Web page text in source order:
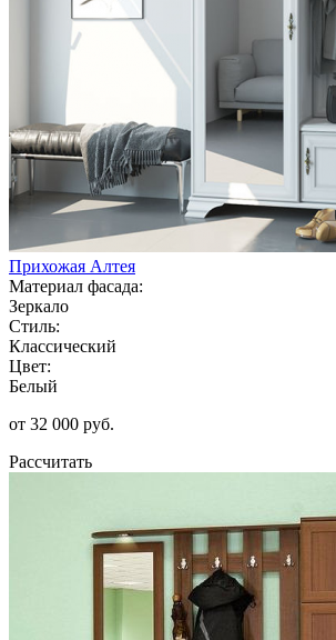
Прихожая Алтея
Материал фасада:
Зеркало
Стиль:
Классический
Цвет:
Белый
от 32 000 руб.
Рассчитать